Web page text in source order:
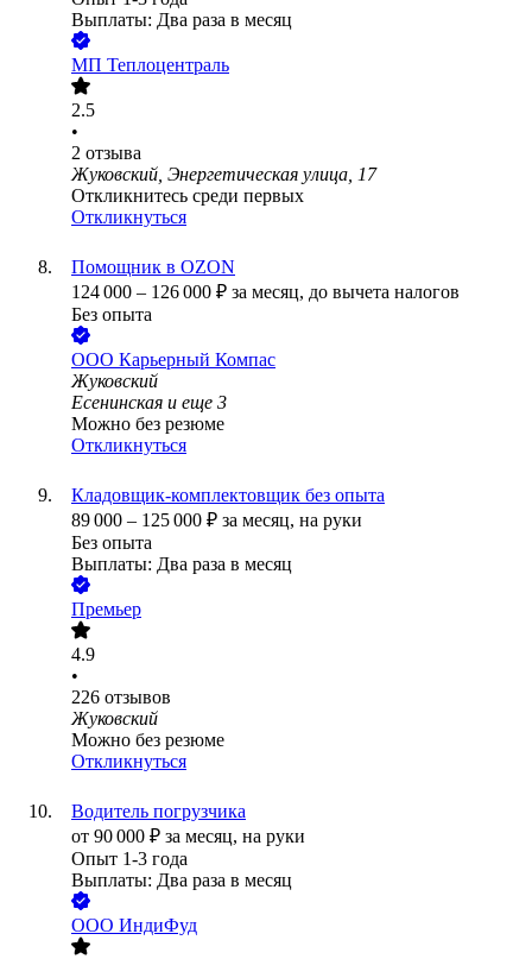
Выплаты: Два раза в месяц
МП Теплоцентраль
2.5
•
2 отзыва
Жуковский, Энергетическая улица, 17
Откликнитесь среди первых
Откликнуться
Помощник в OZON
124 000 – 126 000 ₽ за месяц, до вычета налогов
Без опыта
ООО Карьерный Компас
Жуковский
Есенинская и еще 3
Можно без резюме
Откликнуться
Кладовщик-комплектовщик без опыта
89 000 – 125 000 ₽ за месяц, на руки
Без опыта
Выплаты: Два раза в месяц
Премьер
4.9
•
226 отзывов
Жуковский
Можно без резюме
Откликнуться
Водитель погрузчика
от 90 000 ₽ за месяц, на руки
Опыт 1-3 года
Выплаты: Два раза в месяц
ООО ИндиФуд